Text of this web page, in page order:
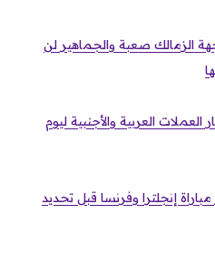
الزمالك صعبة والجماهير لن
العملات العربية والأجنبية ليوم
إنجلترا وفرنسا قبل تحديد